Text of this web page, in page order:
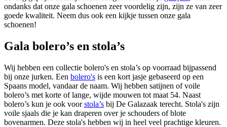
ondanks dat onze gala schoenen zeer voordelig zijn, zijn ze van zeer
goede kwaliteit. Neem dus ook een kijkje tussen onze gala
schoenen!
Gala bolero’s en stola’s
Wij hebben een collectie bolero's en stola’s op voorraad bijpassend
bij onze jurken. Een bolero's is een kort jasje gebaseerd op een
Spaans model, vandaar de naam. Wij hebben satijnen of voile
bolero’s met korte of lange, wijde mouwen tot maat 54. Naast
bolero’s kun je ook voorstola’s bij De Galazaak terecht. Stola's zijn
voile sjaals die je kan draperen over je schouders of blote
bovenarmen. Deze stola's hebben wij in heel veel prachtige kleuren.